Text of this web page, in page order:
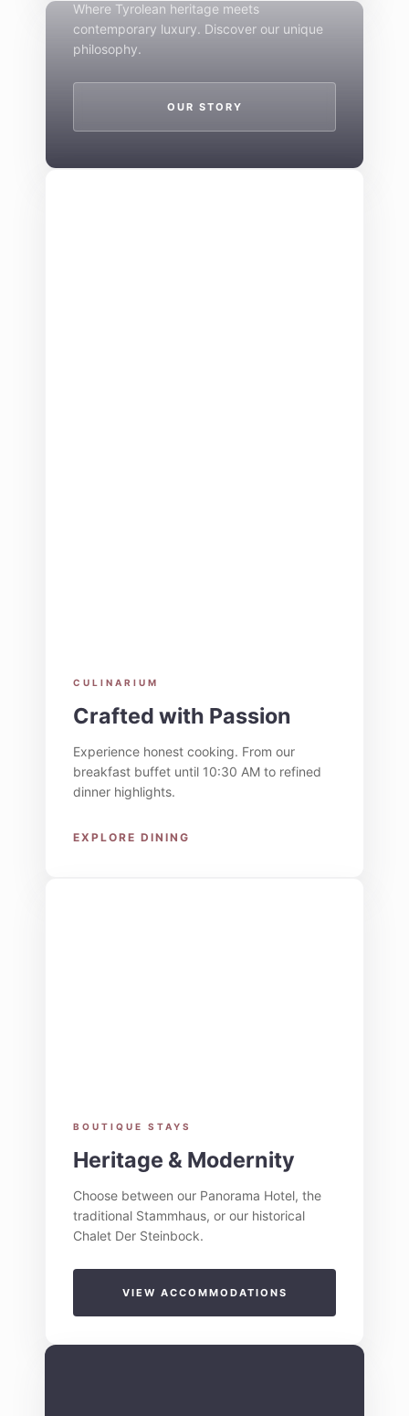
Where Tyrolean heritage meets
contemporary luxury. Discover our unique
philosophy.
OUR STORY
CULINARIUM
Crafted with Passion
Experience honest cooking. From our
breakfast buffet until 10:30 AM to refined
dinner highlights.
EXPLORE DINING
BOUTIQUE STAYS
Heritage & Modernity
Choose between our Panorama Hotel, the
traditional Stammhaus, or our historical
Chalet Der Steinbock.
VIEW ACCOMMODATIONS